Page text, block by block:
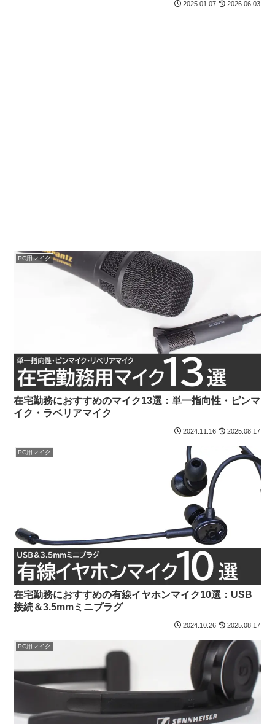
2025.01.07 2026.06.03
PC用マイク
在宅勤務におすすめのマイク13選：単一指向性・ピンマ
イク・ラベリアマイク
2024.11.16 2025.08.17
PC用マイク
在宅勤務におすすめの有線イヤホンマイク10選：USB
接続＆3.5mmミニプラグ
2024.10.26 2025.08.17
PC用マイク